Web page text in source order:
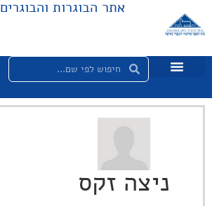
אתר הבוגרות והבוגרים
ניצה זקס